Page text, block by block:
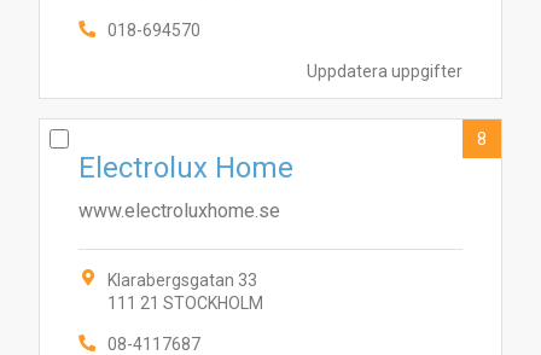
Uppdatera uppgifter
018-694570
Electrolux Home
www.electroluxhome.se
Klarabergsgatan 33
111 21 STOCKHOLM
08-4117687
8